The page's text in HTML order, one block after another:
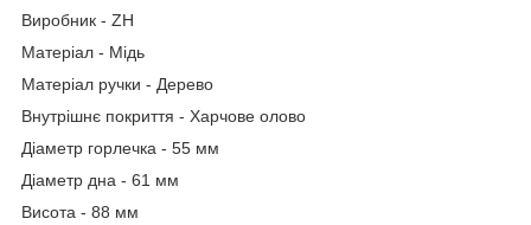
Виробник - ZH
Матеріал - Мідь
Матеріал ручки - Дерево
Внутрішнє покриття - Харчове олово
Діаметр горлечка - 55 мм
Діаметр дна - 61 мм
Висота - 88 мм